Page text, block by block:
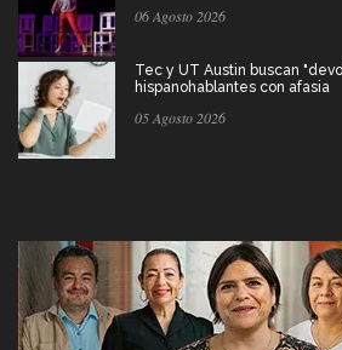
06 Agosto 2026
Tec y UT Austin buscan
hispanohablantes con afasia
05 Agosto 2026